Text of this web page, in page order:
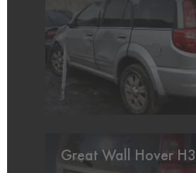
Great Wall Hover H3